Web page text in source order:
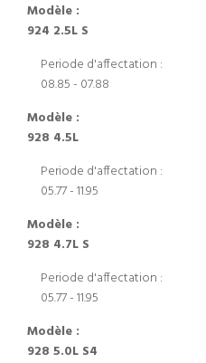
Modèle :
924 2.5L S
Periode d'affectation :
08.85 - 07.88
Modèle :
928 4.5L
Periode d'affectation :
05.77 - 11.95
Modèle :
928 4.7L S
Periode d'affectation :
05.77 - 11.95
Modèle :
928 5.0L S4